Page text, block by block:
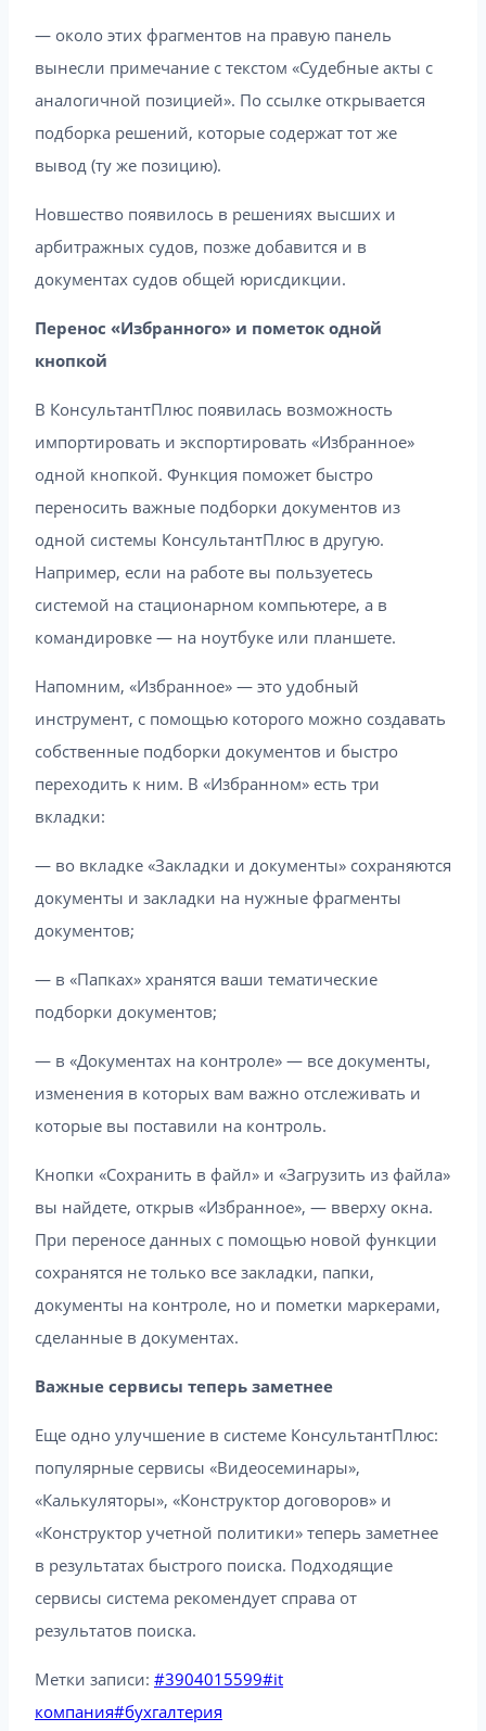
— около этих фрагментов на правую панель
вынесли примечание с текстом «Судебные акты с
аналогичной позицией». По ссылке открывается
подборка решений, которые содержат тот же
вывод (ту же позицию).
Новшество появилось в решениях высших и
арбитражных судов, позже добавится и в
документах судов общей юрисдикции.
Перенос «Избранного» и пометок одной
кнопкой
В КонсультантПлюс появилась возможность
импортировать и экспортировать «Избранное»
одной кнопкой. Функция поможет быстро
переносить важные подборки документов из
одной системы КонсультантПлюс в другую.
Например, если на работе вы пользуетесь
системой на стационарном компьютере, а в
командировке — на ноутбуке или планшете.
Напомним, «Избранное» — это удобный
инструмент, с помощью которого можно создавать
собственные подборки документов и быстро
переходить к ним. В «Избранном» есть три
вкладки:
— во вкладке «Закладки и документы» сохраняются
документы и закладки на нужные фрагменты
документов;
— в «Папках» хранятся ваши тематические
подборки документов;
— в «Документах на контроле» — все документы,
изменения в которых вам важно отслеживать и
которые вы поставили на контроль.
Кнопки «Сохранить в файл» и «Загрузить из файла»
вы найдете, открыв «Избранное», — вверху окна.
При переносе данных с помощью новой функции
сохранятся не только все закладки, папки,
документы на контроле, но и пометки маркерами,
сделанные в документах.
Важные сервисы теперь заметнее
Еще одно улучшение в системе КонсультантПлюс:
популярные сервисы «Видеосеминары»,
«Калькуляторы», «Конструктор договоров» и
«Конструктор учетной политики» теперь заметнее
в результатах быстрого поиска. Подходящие
сервисы система рекомендует справа от
результатов поиска.
Метки записи: #3904015599#it
компания#бухгалтерия